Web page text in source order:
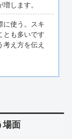
します。
に使う。スキ
とも多いです
え方を伝え
場面